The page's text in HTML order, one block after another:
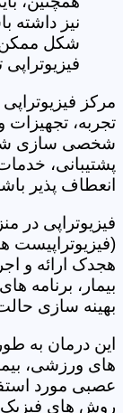
نیز داشته
شکل ممکن
فیزیوتراپی
مرکز
تجربه، تجهیزات
شخصی سازی
پشتیبانی،
انعطاف پذیر
فیزیوتراپی در
(فیزیوتراپیست
هجدک ارائه و
بیمار، برنامه
بهینه سازی
این درمان به
های ورزشی،
عصبی مورد
روش های فیزیک